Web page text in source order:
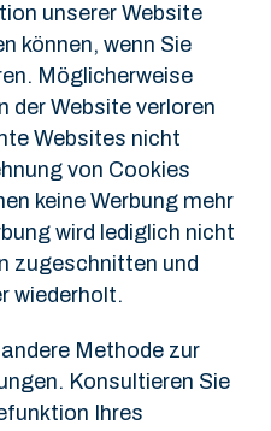
unserer Website
können, wenn Sie
Möglicherweise
der Website verloren
Websites nicht
von Cookies
keine Werbung mehr
wird lediglich nicht
zugeschnitten und
wiederholt.
Methode zur
Konsultieren Sie
Ihres